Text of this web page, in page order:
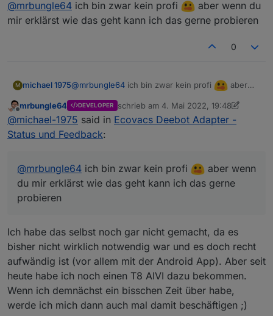
@mrbungle64 kann ich irgentwie helfen
wenn ich das Gerät habe
Dazu muss man den Datenverkehr der Ecovacs
Ich habe aber eben bereits auch schon
auf
schon mal ein paar Sachen mitgeschnitten.
@mrbungle64 ich bin zwar kein profi
aber wenn du
mir erklärst wie das geht kann ich das gerne probieren
0
M michael 1975@mrbungle64 ich bin zwar kein profi
gerne probieren
Offline
mrbungle64 DEVELOPER schrieb am 4. Mai 2022, 19:48
zuletzt editiert von mrbungle645. Apr.
@michael-1975 said in Ecovacs Deebot Adapter -
Status und Feedback:
@mrbungle64 ich bin zwar kein profi
aber wenn
du mir erklärst wie das geht kann ich das gerne
probieren
Ich habe das selbst noch gar nicht gemacht, da es
bisher nicht wirklich notwendig war und es doch recht
aufwändig ist (vor allem mit der Android App). Aber seit
heute habe ich noch einen T8 AIVI dazu bekommen.
Wenn ich demnächst ein bisschen Zeit über habe,
werde ich mich dann auch mal damit beschäftigen ;)